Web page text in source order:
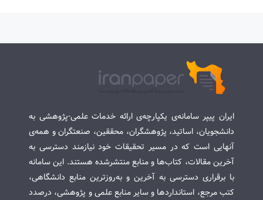
ایران پیپر سامانه‌ی یکپارچه‌ی ارائه خدمات علمی-پژوهشی به
دانشجویان، اساتید، پژوهشگران، محققین، صنعتگران و همه‌ی
آنهایی است که در مسیر تحقیقات خود نیازمند دسترسی به
آخرین مقالات، کتاب‌ها و منابع منتشرشده هستند. این سامانه
با برقراری دسترسی به آخرین و به‌روزترین منابع دانشگاهی،
کتب مرجع، استانداردها و سایر منابع علمی و پژوهشی، درصدد